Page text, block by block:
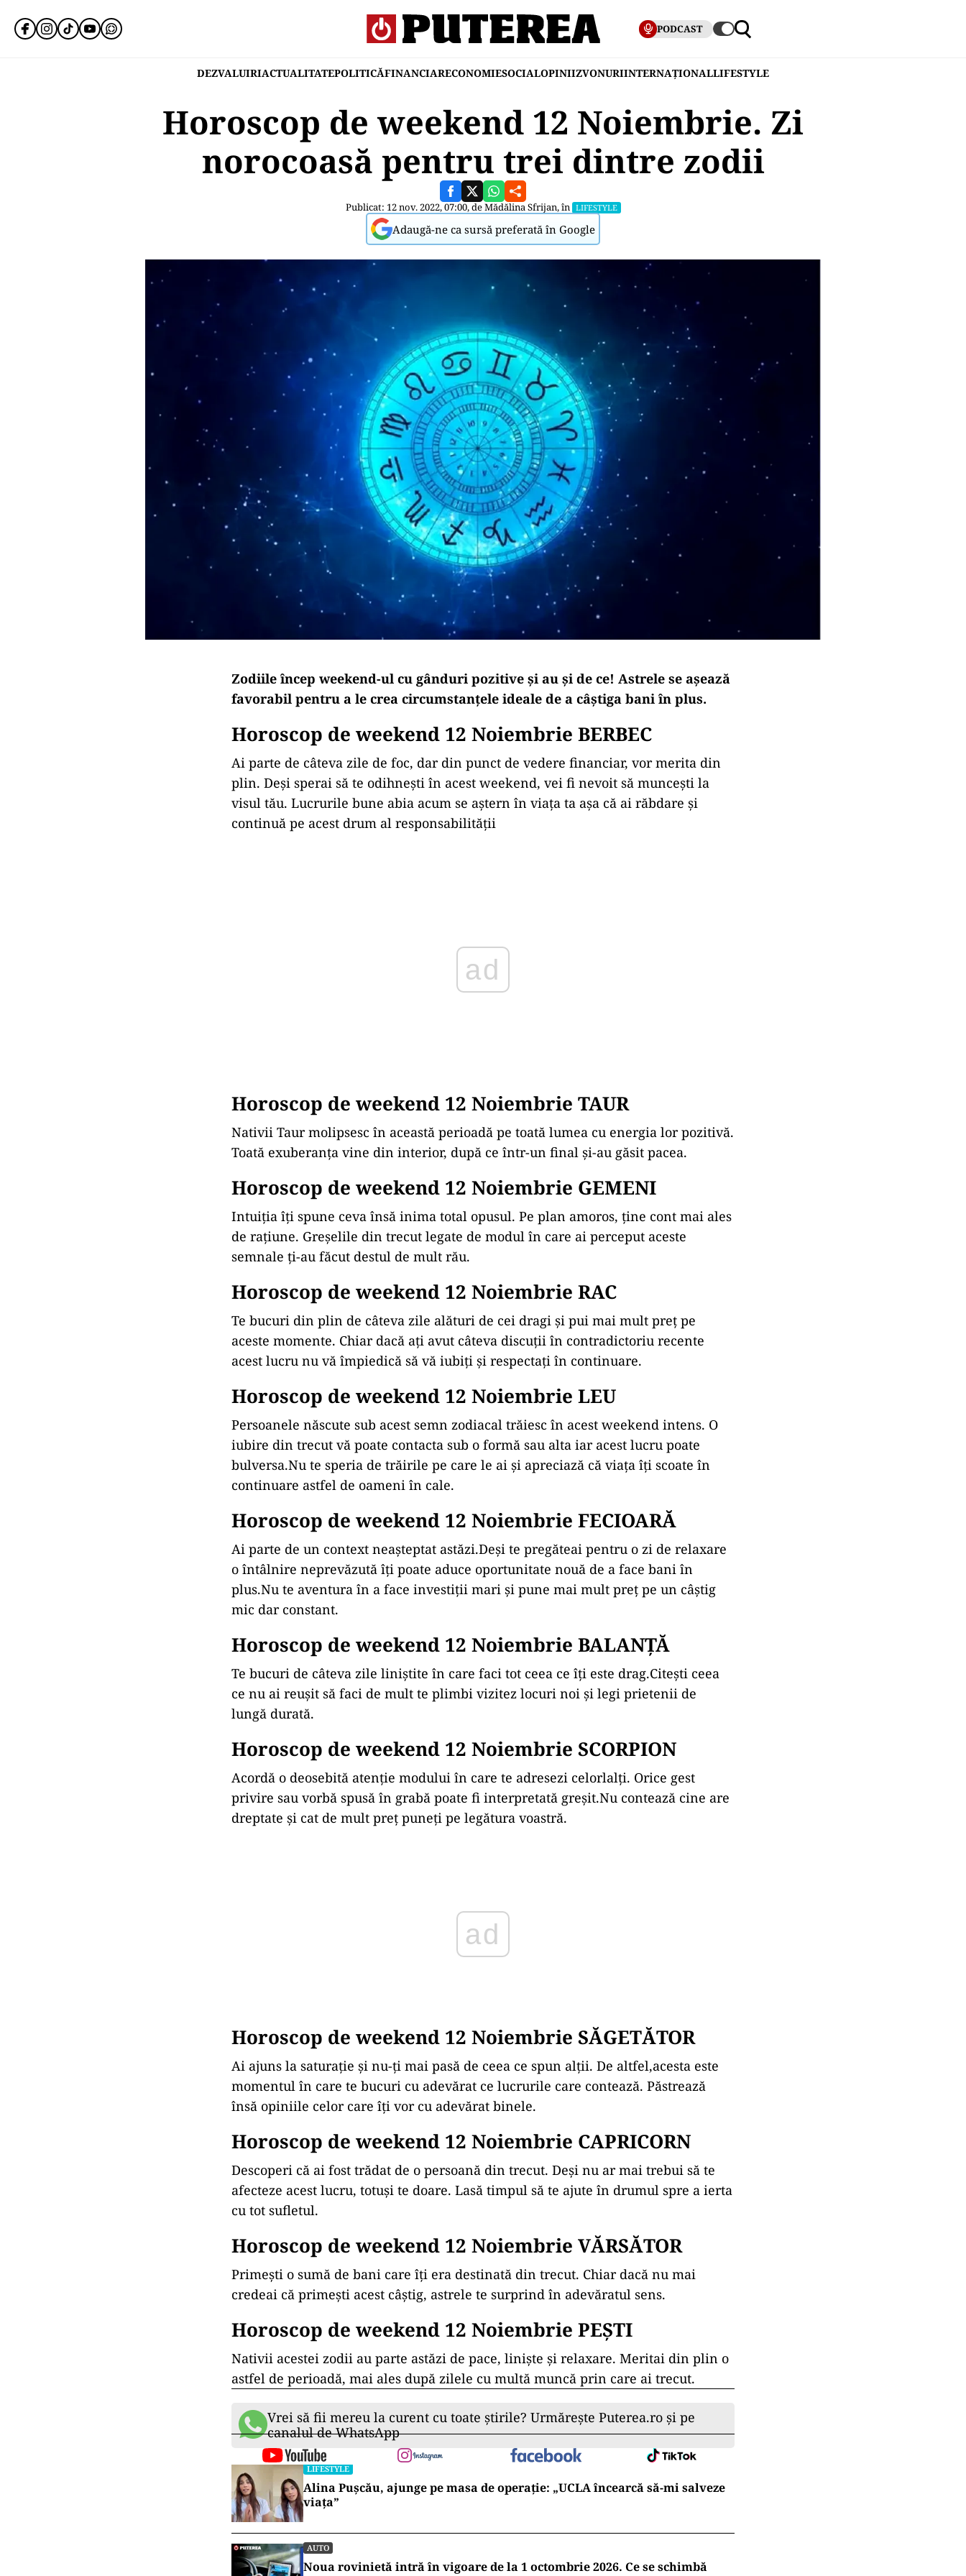
PODCAST
DEZVALUIRIACTUALITATEPOLITICĂFINANCIARECONOMIESOCIALOPINIIZVONURIINTERNAȚIONALLIFESTYLE
Horoscop de weekend 12 Noiembrie. Zi
norocoasă pentru trei dintre zodii
Publicat: 12 nov. 2022, 07:00, deMădălina Sfrijan, în LIFESTYLE
Adaugă-ne ca sursă preferată în Google
Zodiile încep weekend-ul cu gânduri pozitive și au și de ce! Astrele se așează
favorabil pentru a le crea circumstanțele ideale de a câștiga bani în plus.
Horoscop de weekend 12 Noiembrie BERBEC
Ai parte de câteva zile de foc, dar din punct de vedere financiar, vor merita din
plin. Deși sperai să te odihnești în acest weekend, vei fi nevoit să muncești la
visul tău. Lucrurile bune abia acum se aștern în viața ta așa că ai răbdare și
continuă pe acest drum al responsabilității
Horoscop de weekend 12 Noiembrie TAUR
Nativii Taur molipsesc în această perioadă pe toată lumea cu energia lor pozitivă.
Toată exuberanța vine din interior, după ce într-un final și-au găsit pacea.
Horoscop de weekend 12 Noiembrie GEMENI
Intuiția îți spune ceva însă inima total opusul. Pe plan amoros, ține cont mai ales
de rațiune. Greșelile din trecut legate de modul în care ai perceput aceste
semnale ți-au făcut destul de mult rău.
Horoscop de weekend 12 Noiembrie RAC
Te bucuri din plin de câteva zile alături de cei dragi și pui mai mult preț pe
aceste momente. Chiar dacă ați avut câteva discuții în contradictoriu recente
acest lucru nu vă împiedică să vă iubiți și respectați în continuare.
Horoscop de weekend 12 Noiembrie LEU
Persoanele născute sub acest semn zodiacal trăiesc în acest weekend intens. O
iubire din trecut vă poate contacta sub o formă sau alta iar acest lucru poate
bulversa.Nu te speria de trăirile pe care le ai și apreciază că viața îți scoate în
continuare astfel de oameni în cale.
Horoscop de weekend 12 Noiembrie FECIOARĂ
Ai parte de un context neașteptat astăzi.Deși te pregăteai pentru o zi de relaxare
o întâlnire neprevăzută îți poate aduce oportunitate nouă de a face bani în
plus.Nu te aventura în a face investiții mari și pune mai mult preț pe un câștig
mic dar constant.
Horoscop de weekend 12 Noiembrie BALANȚĂ
Te bucuri de câteva zile liniștite în care faci tot ceea ce îți este drag.Citești ceea
ce nu ai reușit să faci de mult te plimbi vizitez locuri noi și legi prietenii de
lungă durată.
Horoscop de weekend 12 Noiembrie SCORPION
Acordă o deosebită atenție modului în care te adresezi celorlalți. Orice gest
privire sau vorbă spusă în grabă poate fi interpretată greșit.Nu contează cine are
dreptate și cat de mult preț puneți pe legătura voastră.
ad
Horoscop de weekend 12 Noiembrie SĂGETĂTOR
Ai ajuns la saturație și nu-ți mai pasă de ceea ce spun alții. De altfel,acesta este
momentul în care te bucuri cu adevărat ce lucrurile care contează. Păstrează
însă opiniile celor care îți vor cu adevărat binele.
Horoscop de weekend 12 Noiembrie CAPRICORN
Descoperi că ai fost trădat de o persoană din trecut. Deși nu ar mai trebui să te
afecteze acest lucru, totuși te doare. Lasă timpul să te ajute în drumul spre a ierta
cu tot sufletul.
Horoscop de weekend 12 Noiembrie VĂRSĂTOR
Primești o sumă de bani care îți era destinată din trecut. Chiar dacă nu mai
credeai că primești acest câștig, astrele te surprind în adevăratul sens.
Horoscop de weekend 12 Noiembrie PEȘTI
Nativii acestei zodii au parte astăzi de pace, liniște și relaxare. Meritai din plin o
astfel de perioadă, mai ales după zilele cu multă muncă prin care ai trecut.
Vrei să fii mereu la curent cu toate știrile? Urmărește Puterea.ro și pe
canalul de WhatsApp
LIFESTYLE
Alina Pușcău, ajunge pe masa de operație: „UCLA încearcă să-mi salveze
viața”
AUTO
Noua rovinietă intră în vigoare de la 1 octombrie 2026. Ce se schimbă